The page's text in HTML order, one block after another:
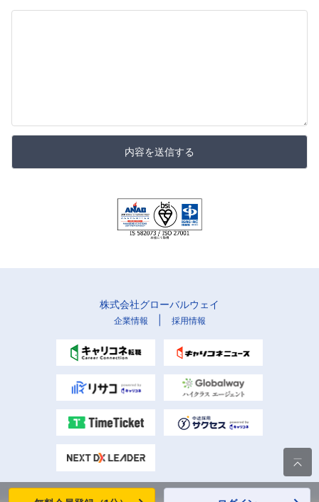
内容を送信する
株式会社グローバルウェイ
企業情報 採用情報
